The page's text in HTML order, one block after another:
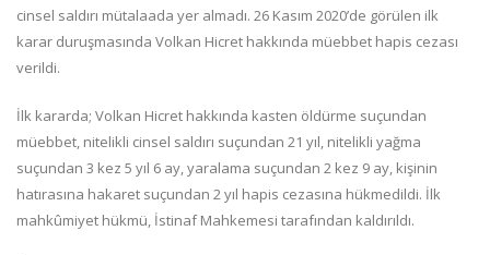
cinsel saldırı mütalaada yer almadı. 26 Kasım 2020’de görülen ilk
karar duruşmasında Volkan Hicret hakkında müebbet hapis cezası
verildi.
İlk kararda; Volkan Hicret hakkında kasten öldürme suçundan
müebbet, nitelikli cinsel saldırı suçundan 21 yıl, nitelikli yağma
suçundan 3 kez 5 yıl 6 ay, yaralama suçundan 2 kez 9 ay, kişinin
hatırasına hakaret suçundan 2 yıl hapis cezasına hükmedildi. İlk
mahkûmiyet hükmü, İstinaf Mahkemesi tarafından kaldırıldı.